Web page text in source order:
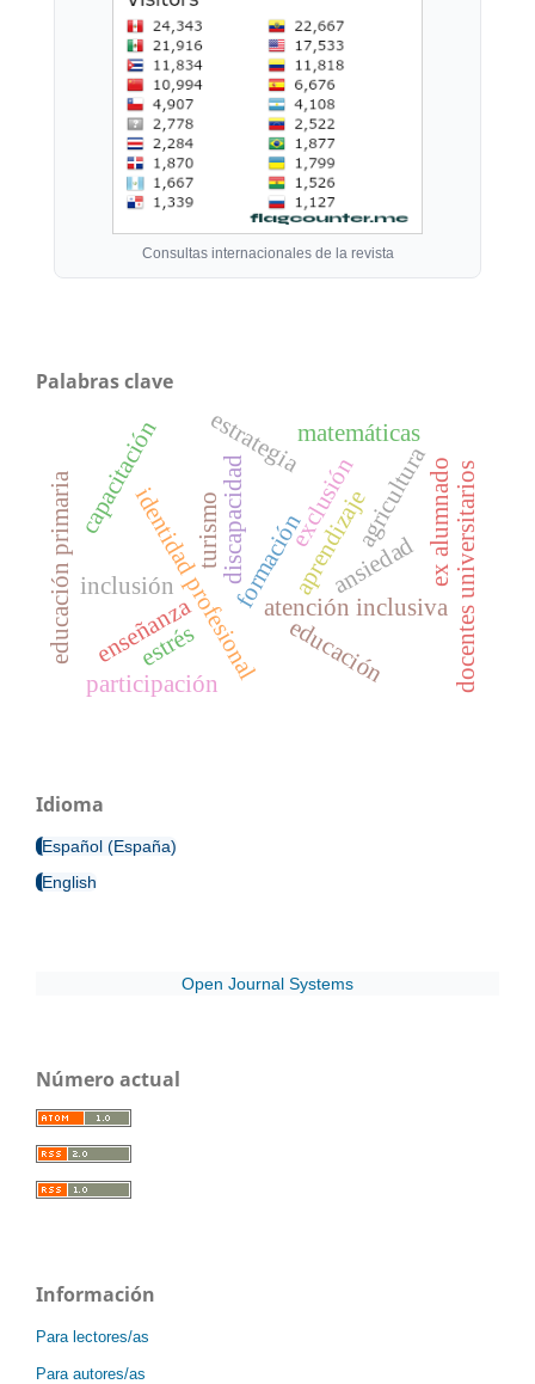
Consultas internacionales de la revista
Palabras clave
formación
atención inclusiva
identidad profesional
enseñanza
aprendizaje
inclusión
exclusión
discapacidad
capacitación
estrés
ansiedad docentes universitarios
agricultura
turismo
educación primaria educación
participación
estrategiamatemáticas
ex alumnado
Idioma
Español (España)
English
Open Journal Systems
Número actual
Información
Para lectores/as
Para autores/as